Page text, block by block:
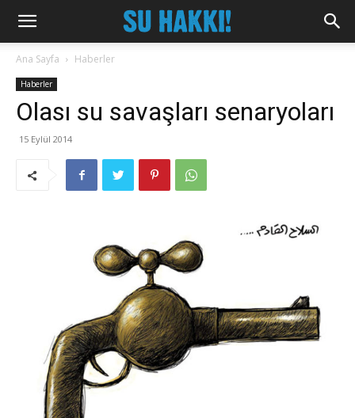
Ana Sayfa Haberler
Haberler
Olası su savaşları senaryoları
15 Eylül 2014